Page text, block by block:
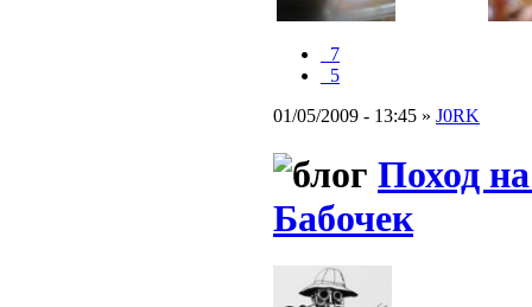
_7
_5
01/05/2009 - 13:45 » J0RK
Поход
Бабочек